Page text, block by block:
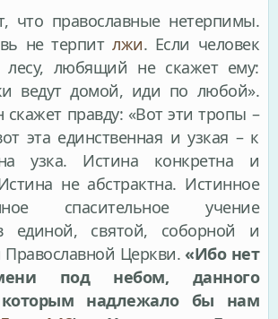
что православные нетерпимы.
не терпит лжи. Если человек
лесу, любящий не скажет ему:
ведут домой, иди по любой».
скажет правду: «Вот эти тропы –
эта единственная и узкая – к
узка. Истина конкретна и
не абстрактна. Истинное
спасительное учение
единой, святой, соборной и
Православной Церкви. «Ибо нет
под небом, данного
которым надлежало бы нам